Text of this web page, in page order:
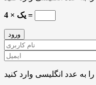
یک × 4 =